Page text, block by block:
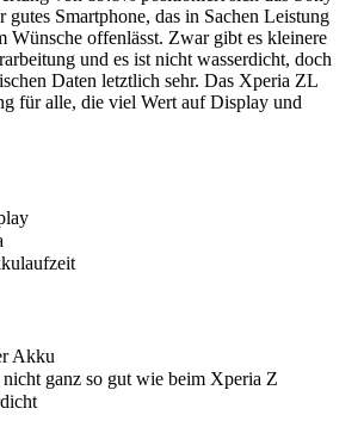
gutes Smartphone, das in Sachen Leistung
Wünsche offenlässt. Zwar gibt es kleinere
und es ist nicht wasserdicht, doch
Daten letztlich sehr. Das Xperia ZL
für alle, die viel Wert auf Display und
Akku
ganz so gut wie beim Xperia Z